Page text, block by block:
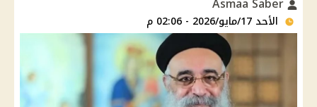
الأحد 17/مايو/2026 - 02:06 م